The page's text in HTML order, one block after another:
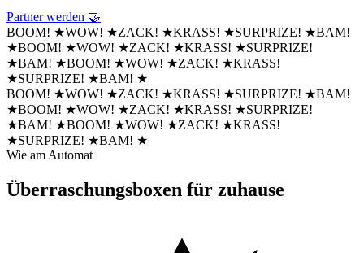
Partner werden 🤝
BOOM! ★WOW! ★ZACK! ★KRASS! ★SURPRIZE! ★BAM!
★BOOM! ★WOW! ★ZACK! ★KRASS! ★SURPRIZE!
★BAM! ★BOOM! ★WOW! ★ZACK! ★KRASS!
★SURPRIZE! ★BAM! ★
BOOM! ★WOW! ★ZACK! ★KRASS! ★SURPRIZE! ★BAM!
★BOOM! ★WOW! ★ZACK! ★KRASS! ★SURPRIZE!
★BAM! ★BOOM! ★WOW! ★ZACK! ★KRASS!
★SURPRIZE! ★BAM! ★
Wie am Automat
Überraschungsboxen für zuhause